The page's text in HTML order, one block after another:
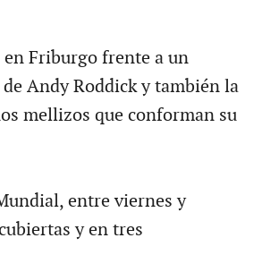
en Friburgo frente a un
Andy Roddick y también la
mellizos que conforman su
entre viernes y
y en tres